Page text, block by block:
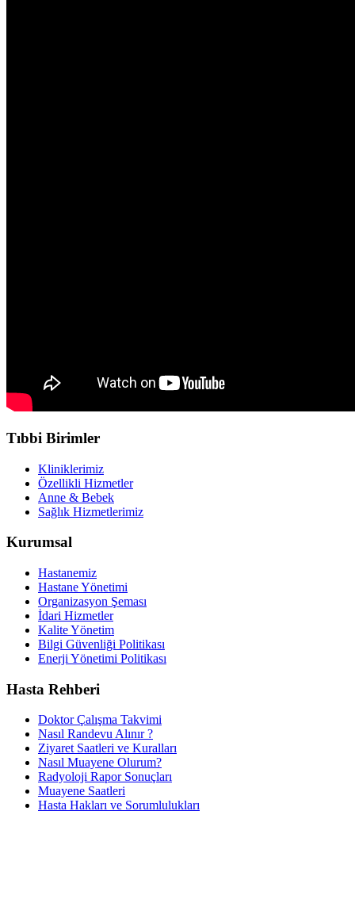
Tıbbi Birimler
Kliniklerimiz
Özellikli Hizmetler
Anne & Bebek
Sağlık Hizmetlerimiz
Kurumsal
Hastanemiz
Hastane Yönetimi
Organizasyon Şeması
İdari Hizmetler
Kalite Yönetim
Bilgi Güvenliği Politikası
Enerji Yönetimi Politikası
Hasta Rehberi
Doktor Çalışma Takvimi
Nasıl Randevu Alınır ?
Ziyaret Saatleri ve Kuralları
Nasıl Muayene Olurum?
Radyoloji Rapor Sonuçları
Muayene Saatleri
Hasta Hakları ve Sorumlulukları